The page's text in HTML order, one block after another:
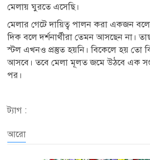
মেলায় ঘুরতে এসেছি।
মেলার গেটে দায়িত্ব পালন করা একজন
দিক বলে দর্শনার্থীরা তেমন আসছেন না।
স্টল এখনও প্রস্তুত হয়নি। বিকেলে হয় তো
আসবে। তবে মেলা মূলত জমে উঠবে এক
পর।
ট্যাগ :
আরো